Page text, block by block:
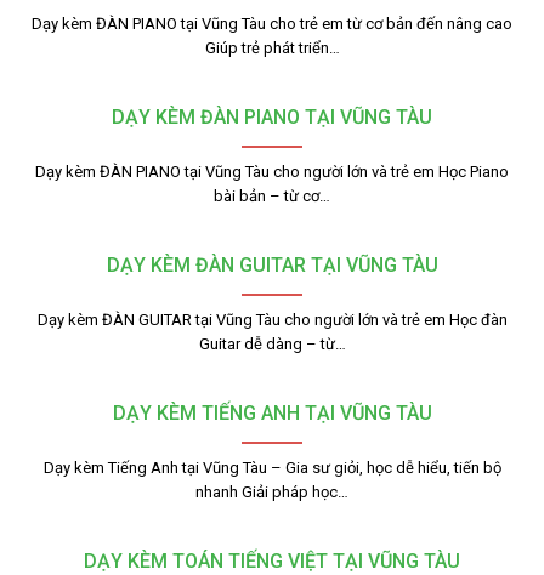
Dạy kèm ĐÀN PIANO tại Vũng Tàu cho trẻ em từ cơ bản đến nâng cao
Giúp trẻ phát triển…
DẠY KÈM ĐÀN PIANO TẠI VŨNG TÀU
Dạy kèm ĐÀN PIANO tại Vũng Tàu cho người lớn và trẻ em Học Piano
bài bản – từ cơ…
DẠY KÈM ĐÀN GUITAR TẠI VŨNG TÀU
Dạy kèm ĐÀN GUITAR tại Vũng Tàu cho người lớn và trẻ em Học đàn
Guitar dễ dàng – từ…
DẠY KÈM TIẾNG ANH TẠI VŨNG TÀU
Dạy kèm Tiếng Anh tại Vũng Tàu – Gia sư giỏi, học dễ hiểu, tiến bộ
nhanh Giải pháp học…
DẠY KÈM TOÁN TIẾNG VIỆT TẠI VŨNG TÀU